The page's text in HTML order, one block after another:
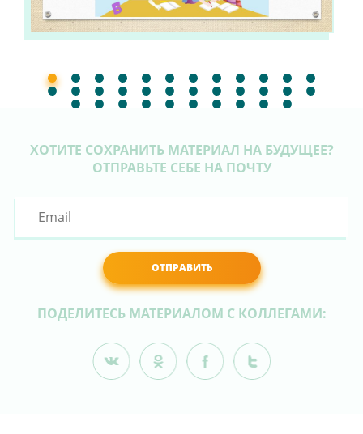
ХОТИТЕ СОХРАНИТЬ МАТЕРИАЛ НА БУДУЩЕЕ?
ОТПРАВЬТЕ СЕБЕ НА ПОЧТУ
ОТПРАВИТЬ
ПОДЕЛИТЕСЬ МАТЕРИАЛОМ С КОЛЛЕГАМИ: